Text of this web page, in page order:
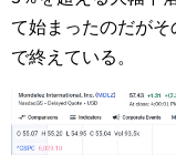
て始まったのだが
で終えている。